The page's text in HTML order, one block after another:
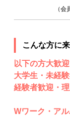
（
こんな方に
以下の方大歓迎
大学生・未経
経験者歓迎・
Wワーク・ア